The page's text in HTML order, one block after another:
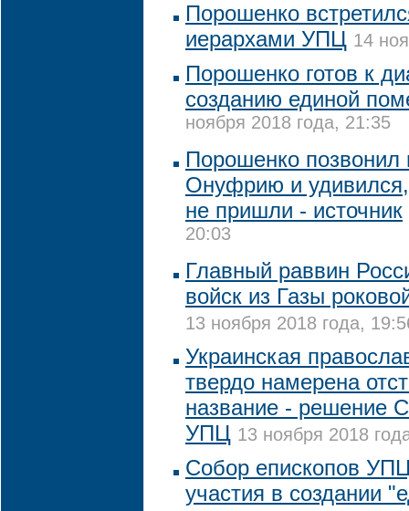
Порошенко
иерархами УПЦ 14
Порошенко готов к
созданию единой
ноября 2018 года, 21:35
Порошенко позвонил
Онуфрию и
не пришли - источник
20:03
Главный раввин
войск из Газы
13 ноября 2018 года,
Украинская
твердо намерена
название - решение
УПЦ 13 ноября 2018
Собор епископов
участия в создании